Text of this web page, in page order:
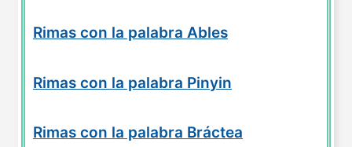
Rimas con la palabra Ables
Rimas con la palabra Pinyin
Rimas con la palabra Bráctea